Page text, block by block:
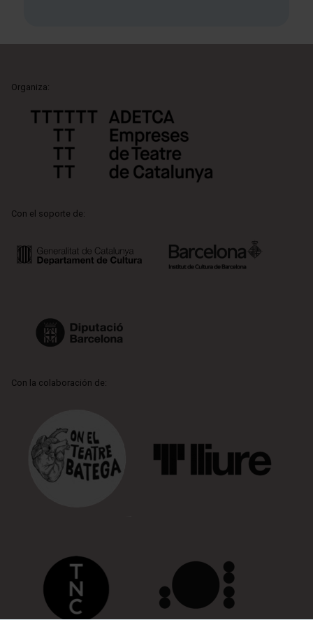
Organiza:
Con el soporte de:
Con la colaboración de: